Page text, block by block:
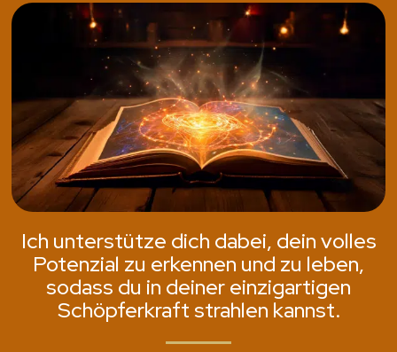
Ich unterstütze dich dabei, dein volles
Potenzial zu erkennen und zu leben,
sodass du in deiner einzigartigen
Schöpferkraft strahlen kannst.